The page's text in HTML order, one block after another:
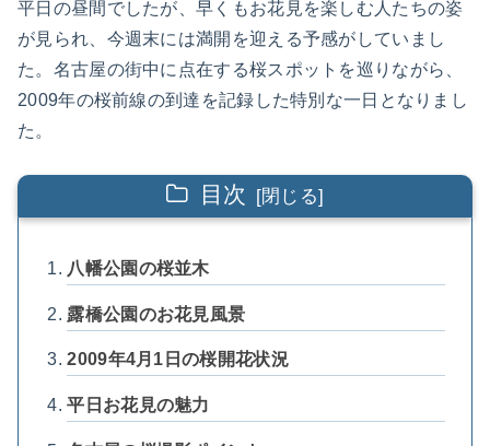
平日の昼間でしたが、早くもお花見を楽しむ人たちの姿
が見られ、今週末には満開を迎える予感がしていまし
た。名古屋の街中に点在する桜スポットを巡りながら、
2009年の桜前線の到達を記録した特別な一日となりまし
た。
目次
八幡公園の桜並木
露橋公園のお花見風景
2009年4月1日の桜開花状況
平日お花見の魅力